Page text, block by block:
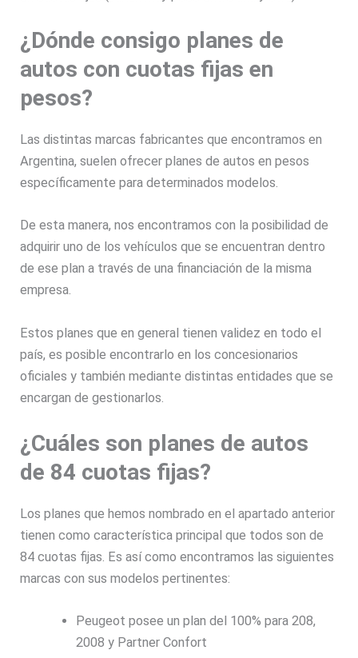
¿Dónde consigo planes de
autos con cuotas fijas en
pesos?
Las distintas marcas fabricantes que encontramos en
Argentina, suelen ofrecer planes de autos en pesos
específicamente para determinados modelos.
De esta manera, nos encontramos con la posibilidad de
adquirir uno de los vehículos que se encuentran dentro
de ese plan a través de una financiación de la misma
empresa.
Estos planes que en general tienen validez en todo el
país, es posible encontrarlo en los concesionarios
oficiales y también mediante distintas entidades que se
encargan de gestionarlos.
¿Cuáles son planes de autos
de 84 cuotas fijas?
Los planes que hemos nombrado en el apartado anterior
tienen como característica principal que todos son de
84 cuotas fijas. Es así como encontramos las siguientes
marcas con sus modelos pertinentes:
Peugeot posee un plan del 100% para 208,
2008 y Partner Confort